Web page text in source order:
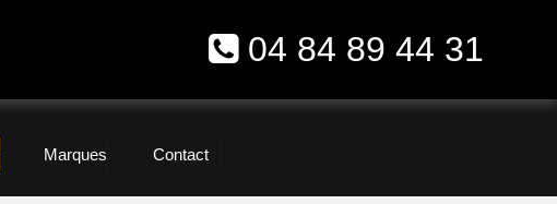
04 84 89 44 31
Marques Contact